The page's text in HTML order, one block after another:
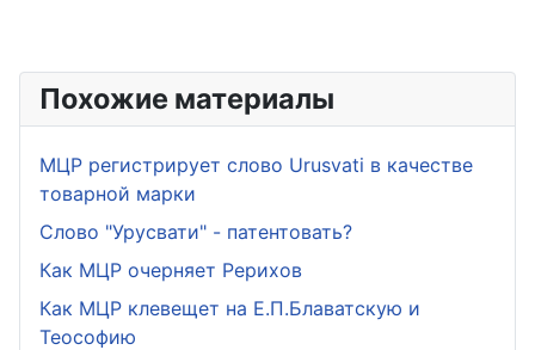
Похожие материалы
МЦР регистрирует слово Urusvati в качестве
товарной марки
Слово "Урусвати" - патентовать?
Как МЦР очерняет Рерихов
Как МЦР клевещет на Е.П.Блаватскую и
Теософию